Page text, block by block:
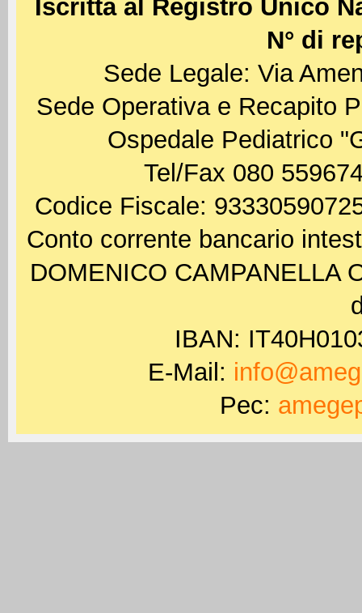
Iscritta al Registro Unico
N° di
Sede Legale: Via
Sede Operativa e Recapito
Ospedale Pediatrico
Tel/Fax 080
Codice Fiscale:
Conto corrente bancario
DOMENICO CAMPANELLA
IBAN:
E-Mail:
Pec: